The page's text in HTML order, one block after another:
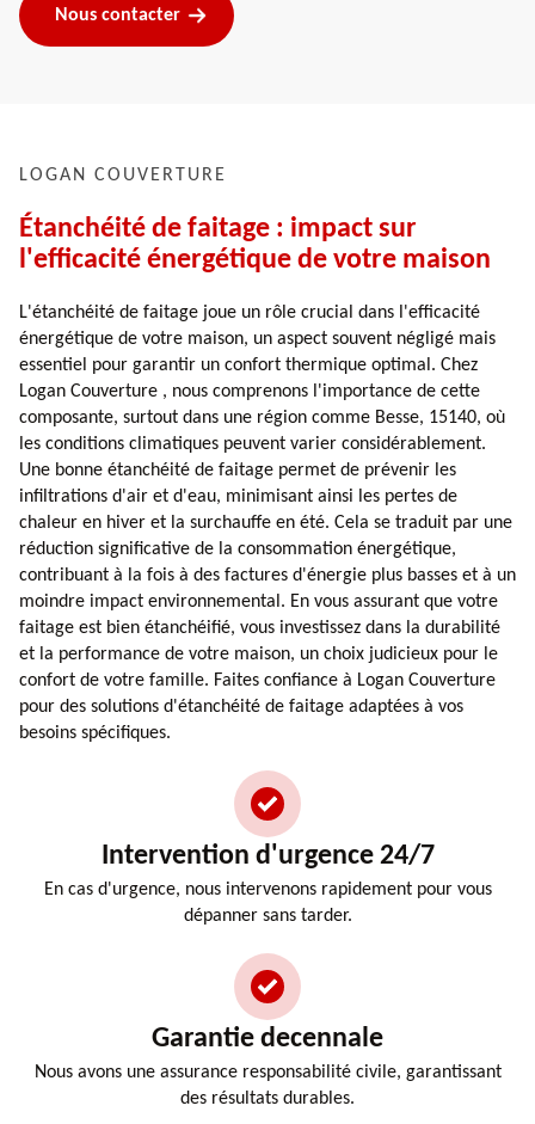
Nous contacter
LOGAN COUVERTURE
Étanchéité de faitage : impact sur
l'efficacité énergétique de votre maison
L'étanchéité de faitage joue un rôle crucial dans l'efficacité
énergétique de votre maison, un aspect souvent négligé mais
essentiel pour garantir un confort thermique optimal. Chez
Logan Couverture , nous comprenons l'importance de cette
composante, surtout dans une région comme Besse, 15140, où
les conditions climatiques peuvent varier considérablement.
Une bonne étanchéité de faitage permet de prévenir les
infiltrations d'air et d'eau, minimisant ainsi les pertes de
chaleur en hiver et la surchauffe en été. Cela se traduit par une
réduction significative de la consommation énergétique,
contribuant à la fois à des factures d'énergie plus basses et à un
moindre impact environnemental. En vous assurant que votre
faitage est bien étanchéifié, vous investissez dans la durabilité
et la performance de votre maison, un choix judicieux pour le
confort de votre famille. Faites confiance à Logan Couverture
pour des solutions d'étanchéité de faitage adaptées à vos
besoins spécifiques.
Intervention d'urgence 24/7
En cas d'urgence, nous intervenons rapidement pour vous
dépanner sans tarder.
Garantie decennale
Nous avons une assurance responsabilité civile, garantissant
des résultats durables.